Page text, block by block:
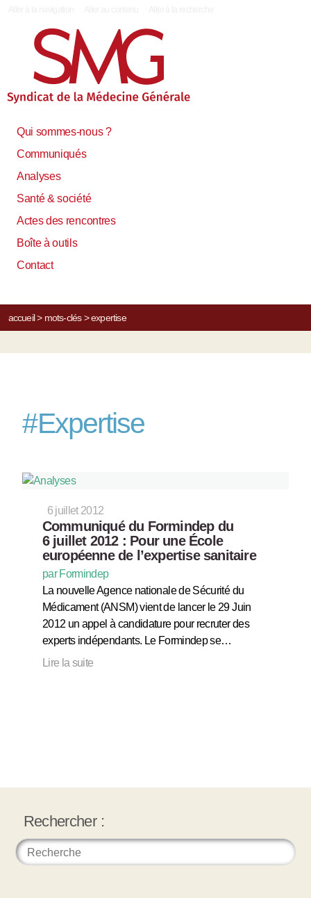
Qui sommes-nous ?
Communiqués
Analyses
Santé & société
Actes des rencontres
Boîte à outils
Contact
accueil> mots-clés> expertise
#Expertise
6 juillet 2012
Communiqué du Formindep du
6 juillet 2012 : Pour une École
européenne de l’expertise sanitaire
par Formindep
La nouvelle Agence nationale de Sécurité du
Médicament (ANSM) vient de lancer le 29 Juin
2012 un appel à candidature pour recruter des
experts indépendants. Le Formindep se…
Lire la suite
Rechercher :